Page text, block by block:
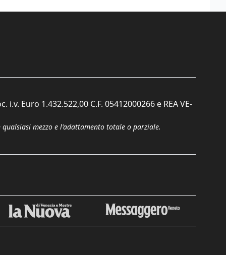
Euro 1.432.522,00 C.F. 05412000266 e REA VE-
mezzo e l'adattamento totale o parziale.